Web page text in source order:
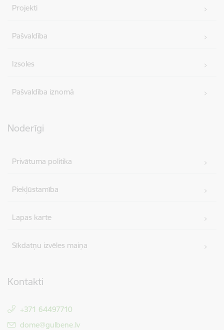
Projekti
Pašvaldība
Izsoles
Pašvaldība iznomā
Noderīgi
Privātuma politika
Piekļūstamība
Lapas karte
Sīkdatņu izvēles maiņa
Kontakti
+371 64497710
E-pasts:
dome@gulbene.lv